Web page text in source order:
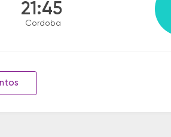
21:45
Cordoba